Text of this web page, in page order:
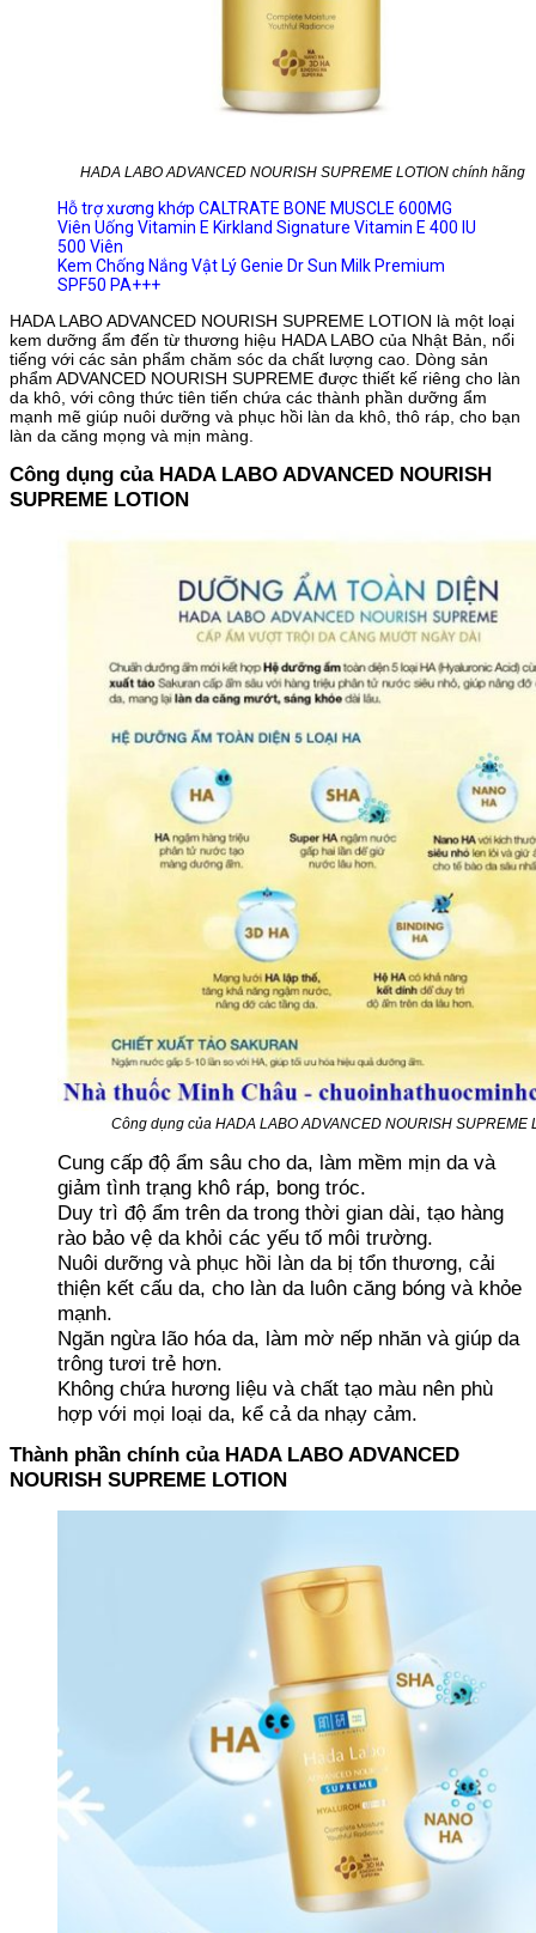
HADA LABO ADVANCED NOURISH SUPREME LOTION chính hãng
Hỗ trợ xương khớp CALTRATE BONE MUSCLE 600MG
Viên Uống Vitamin E Kirkland Signature Vitamin E 400 IU
500 Viên
Kem Chống Nắng Vật Lý Genie Dr Sun Milk Premium
SPF50 PA+++
HADA LABO ADVANCED NOURISH SUPREME LOTION là một loại
kem dưỡng ẩm đến từ thương hiệu HADA LABO của Nhật Bản, nổi
tiếng với các sản phẩm chăm sóc da chất lượng cao. Dòng sản
phẩm ADVANCED NOURISH SUPREME được thiết kế riêng cho làn
da khô, với công thức tiên tiến chứa các thành phần dưỡng ẩm
mạnh mẽ giúp nuôi dưỡng và phục hồi làn da khô, thô ráp, cho bạn
làn da căng mọng và mịn màng.
Công dụng của HADA LABO ADVANCED NOURISH
SUPREME LOTION
Công dụng của HADA LABO ADVANCED NOURISH SUPREME
Cung cấp độ ẩm sâu cho da, làm mềm mịn da và
giảm tình trạng khô ráp, bong tróc.
Duy trì độ ẩm trên da trong thời gian dài, tạo hàng
rào bảo vệ da khỏi các yếu tố môi trường.
Nuôi dưỡng và phục hồi làn da bị tổn thương, cải
thiện kết cấu da, cho làn da luôn căng bóng và khỏe
mạnh.
Ngăn ngừa lão hóa da, làm mờ nếp nhăn và giúp da
trông tươi trẻ hơn.
Không chứa hương liệu và chất tạo màu nên phù
hợp với mọi loại da, kể cả da nhạy cảm.
Thành phần chính của HADA LABO ADVANCED
NOURISH SUPREME LOTION